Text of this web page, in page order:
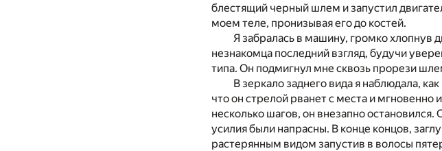
блестящий черный шлем и запустил
моем теле, пронизывая его до костей.
Я забралась в машину, громко хлопнув
незнакомца последний взгляд, будучи
типа. Он подмигнул мне сквозь прорези
В зеркало заднего вида я наблюдала,
что он стрелой рванет с места и
несколько шагов, он внезапно
усилия были напрасны. В конце концов,
растерянным видом запустив в волосы